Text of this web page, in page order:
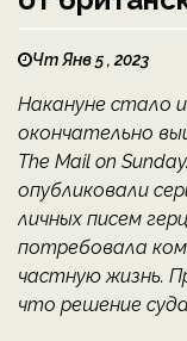
Чт Янв 5 , 2023
Накануне стало
окончательно
The Mail on
опубликовали
личных писем
потребовала
частную жизнь.
что решение